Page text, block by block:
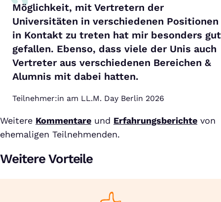
Möglichkeit, mit Vertretern der
Universitäten in verschiedenen Positionen
in Kontakt zu treten hat mir besonders gut
gefallen. Ebenso, dass viele der Unis auch
Vertreter aus verschiedenen Bereichen &
Alumnis mit dabei hatten.
Teilnehmer:in am LL.M. Day Berlin 2026
Weitere Kommentare und Erfahrungsberichte von
ehemaligen Teilnehmenden.
Weitere Vorteile